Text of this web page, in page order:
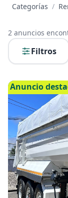
Categorías /
2 anuncios
Filtros
Anuncio